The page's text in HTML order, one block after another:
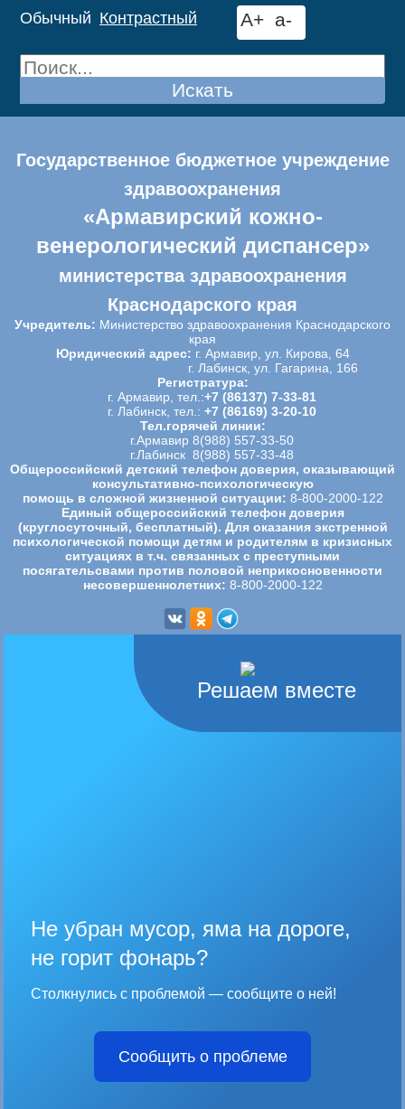
Обычный Контрастный A+ a-
Искать
Государственное бюджетное учреждение
здравоохранения
«Армавирский кожно-
венерологический диспансер»
министерства здравоохранения
Краснодарского края
Учредитель: Министерство здравоохранения Краснодарского
края
Юридический адрес: г. Армавир, ул. Кирова, 64
г. Лабинск, ул. Гагарина, 166
Регистратура:
г. Армавир, тел.:+7 (86137) 7-33-81
г. Лабинск, тел.: +7 (86169) 3-20-10
Тел.горячей линии:
г.Армавир 8(988) 557-33-50
г.Лабинск 8(988) 557-33-48
Общероссийский детский телефон доверия, оказывающий
консультативно-психологическую
помощь в сложной жизненной ситуации: 8-800-2000-122
Единый общероссийский телефон доверия
(круглосуточный, бесплатный). Для оказания экстренной
психологической помощи детям и родителям в кризисных
ситуациях в т.ч. связанных с преступными
посягательсвами против половой неприкосновенности
несовершеннолетних: 8-800-2000-122
Решаем вместе
Не убран мусор, яма на дороге,
не горит фонарь?
Столкнулись с проблемой — сообщите о ней!
Сообщить о проблеме